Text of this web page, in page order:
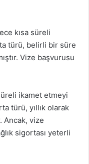
kısa süreli
türü, belirli bir süre
Vize başvurusu
ikamet etmeyi
türü, yıllık olarak
Ancak, vize
sigortası yeterli